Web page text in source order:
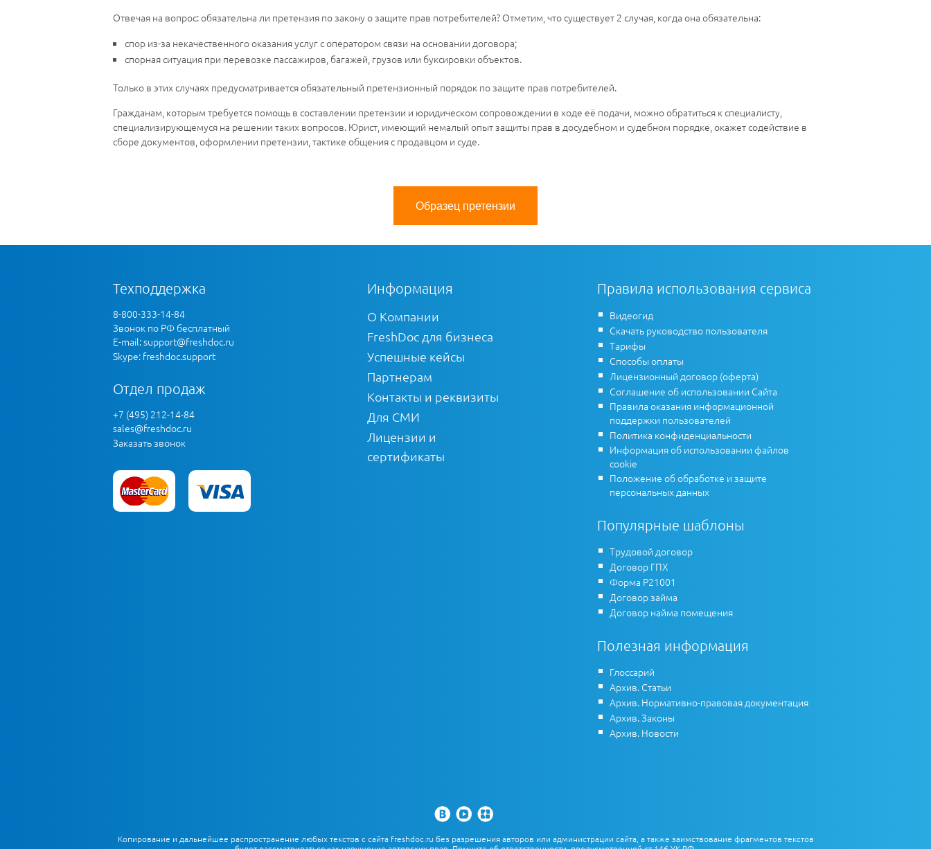
Отвечая на вопрос: обязательна ли претензия по закону о защите прав потребителей? Отметим, что существует 2 случая, когда она обязательна:
спор из-за некачественного оказания услуг с оператором связи на основании договора;
спорная ситуация при перевозке пассажиров, багажей, грузов или буксировки объектов.
Только в этих случаях предусматривается обязательный претензионный порядок по защите прав потребителей.
Гражданам, которым требуется помощь в составлении претензии и юридическом сопровождении в ходе её подачи, можно обратиться к специалисту,
специализирующемуся на решении таких вопросов. Юрист, имеющий немалый опыт защиты прав в досудебном и судебном порядке, окажет содействие в
сборе документов, оформлении претензии, тактике общения с продавцом и суде.
Образец претензии
Техподдержка
8-800-333-14-84
Звонок по РФ бесплатный
E-mail:support@freshdoc.ru
Skype: freshdoc.support
Отдел продаж
+7 (495) 212-14-84
sales@freshdoc.ru
Заказать звонок
Информация
О Компании
FreshDoc для бизнеса
Успешные кейсы
Партнерам
Контакты и реквизиты
Для СМИ
Лицензии и
сертификаты
Правила использования сервиса
Видеогид
Скачать руководство пользователя
Тарифы
Способы оплаты
Лицензионный договор (оферта)
Соглашение об использовании Сайта
Правила оказания информационной
поддержки пользователей
Политика конфиденциальности
Информация об использовании файлов
cookie
Положение об обработке и защите
персональных данных
Популярные шаблоны
Трудовой договор
Договор ГПХ
Форма Р21001
Договор займа
Договор найма помещения
Полезная информация
Глоссарий
Архив. Статьи
Архив. Нормативно-правовая документация
Архив. Законы
Архив. Новости
Копирование и дальнейшее распространение любых текстов с сайта freshdoc.ru без разрешения авторов или администрации сайта, а также заимствование фрагментов текстов